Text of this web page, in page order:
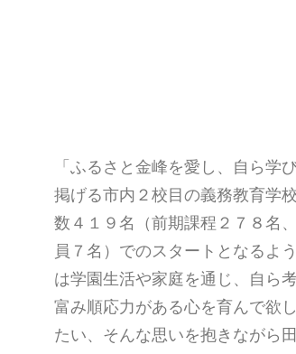
「ふるさと金峰を愛し、自ら学
掲げる市内２校目の義務教育学
数４１９名（前期課程２７８名
員７名）でのスタートとなる
は学園生活や家庭を通じ、自ら
富み順応力がある心を育んで欲
たい、そんな思いを抱きながら